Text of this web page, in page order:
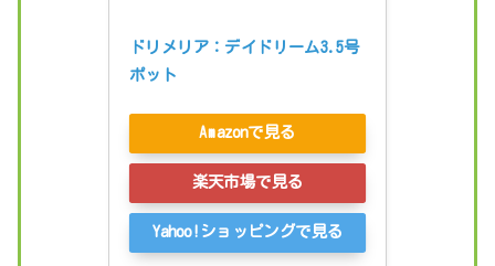
ドリメリア：デイドリーム3.5号
ポット
Amazonで見る
楽天市場で見る
Yahoo!ショッピングで見る